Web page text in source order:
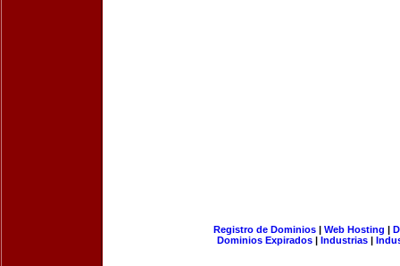
Registro de Dominios| Web Hosting |
Dominios Expirados | Industrias |